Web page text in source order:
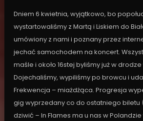
Dniem 6 kwietnia, wyjątkowo, bo
wystartowaliśmy z Martą i Liskiem do
umówiony z nami i poznany przez
jechać samochodem na koncert.
maśle i około 16stej byliśmy już w
Dojechaliśmy, wypiliśmy po browcu i
Frekwencja – miażdżąca. Progresja
gig wyprzedany co do ostatniego biletu
dziwić – In Flames ma u nas w